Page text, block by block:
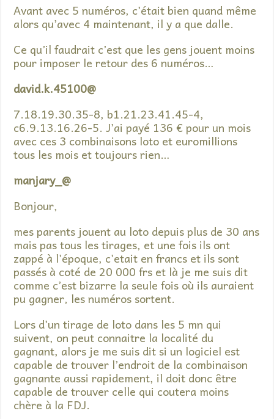
Avant avec 5 numéros, c’était bien quand même
alors qu’avec 4 maintenant, il y a que dalle.
Ce qu’il faudrait c’est que les gens jouent moins
pour imposer le retour des 6 numéros…
david.k.45100@
7.18.19.30.35-8, b1.21.23.41.45-4,
c6.9.13.16.26-5. J’ai payé 136 € pour un mois
avec ces 3 combinaisons loto et euromillions
tous les mois et toujours rien…
manjary_@
Bonjour,
mes parents jouent au loto depuis plus de 30 ans
mais pas tous les tirages, et une fois ils ont
zappé à l’époque, c’etait en francs et ils sont
passés à coté de 20 000 frs et là je me suis dit
comme c’est bizarre la seule fois où ils auraient
pu gagner, les numéros sortent.
Lors d’un tirage de loto dans les 5 mn qui
suivent, on peut connaitre la localité du
gagnant, alors je me suis dit si un logiciel est
capable de trouver l’endroit de la combinaison
gagnante aussi rapidement, il doit donc être
capable de trouver celle qui coutera moins
chère à la FDJ.